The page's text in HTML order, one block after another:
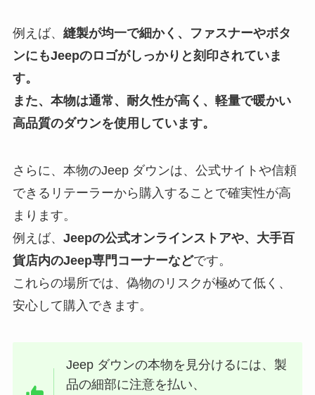
例えば、 縫製が均一で細かく、ファスナーやボタ
ンにもJeepのロゴがしっかりと刻印されていま
す。
また、本物は通常、耐久性が高く、軽量で暖かい
高品質のダウンを使用しています。
さらに、本物のJeep ダウンは、公式サイトや信頼
できるリテーラーから購入することで確実性が高
まります。
例えば、 Jeepの公式オンラインストアや、大手百
貨店内のJeep専門コーナーなどです。
これらの場所では、偽物のリスクが極めて低く、
安心して購入できます。
Jeep ダウンの本物を見分けるには、製
品の細部に注意を払い、